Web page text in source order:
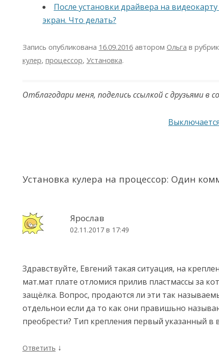
После установки драйвера на
экран. Что делать?
Запись опубликована 16.09.2016автором Ольга в
кулер, процессор, Установка.
Отблагодари меня, поделись ссылкой с друзьями в
Установка кулера на процессор: Один
Ярослав
02.11.2017 в 17:49
Здравствуйте, Евгений такая ситуация, на
мат.мат плате отломися прилив пластмассы за
защёлка. Вопрос, продаются ли эти так
отдельнои если да то как они правишьно
преобрести? Тип крепления первый указанный в
Ответить ↓